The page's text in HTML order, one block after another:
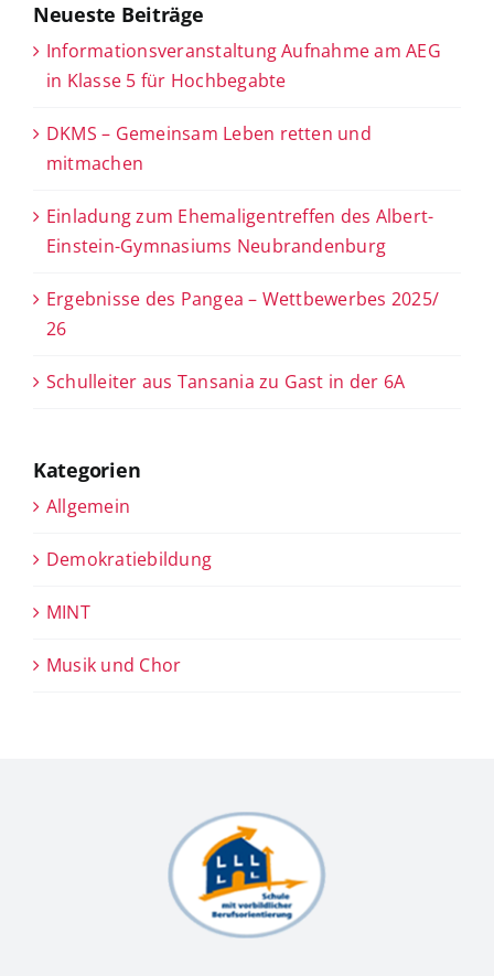
Neueste Beiträge
Informationsveranstaltung Aufnahme am AEG
in Klasse 5 für Hochbegabte
DKMS – Gemeinsam Leben retten und
mitmachen
Einladung zum Ehemaligentreffen des Albert-
Einstein-Gymnasiums Neubrandenburg
Ergebnisse des Pangea – Wettbewerbes 2025/
26
Schulleiter aus Tansania zu Gast in der 6A
Kategorien
Allgemein
Demokratiebildung
MINT
Musik und Chor